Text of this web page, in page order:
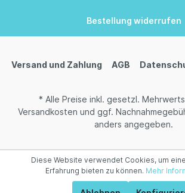
Bestellung widerrufen
Versand und Zahlung AGB
* Alle Preise inkl. gesetzl.
Versandkosten und ggf.
anders angegeben.
Diese Website verwendet Cookies, um
Erfahrung bieten zu können. Mehr